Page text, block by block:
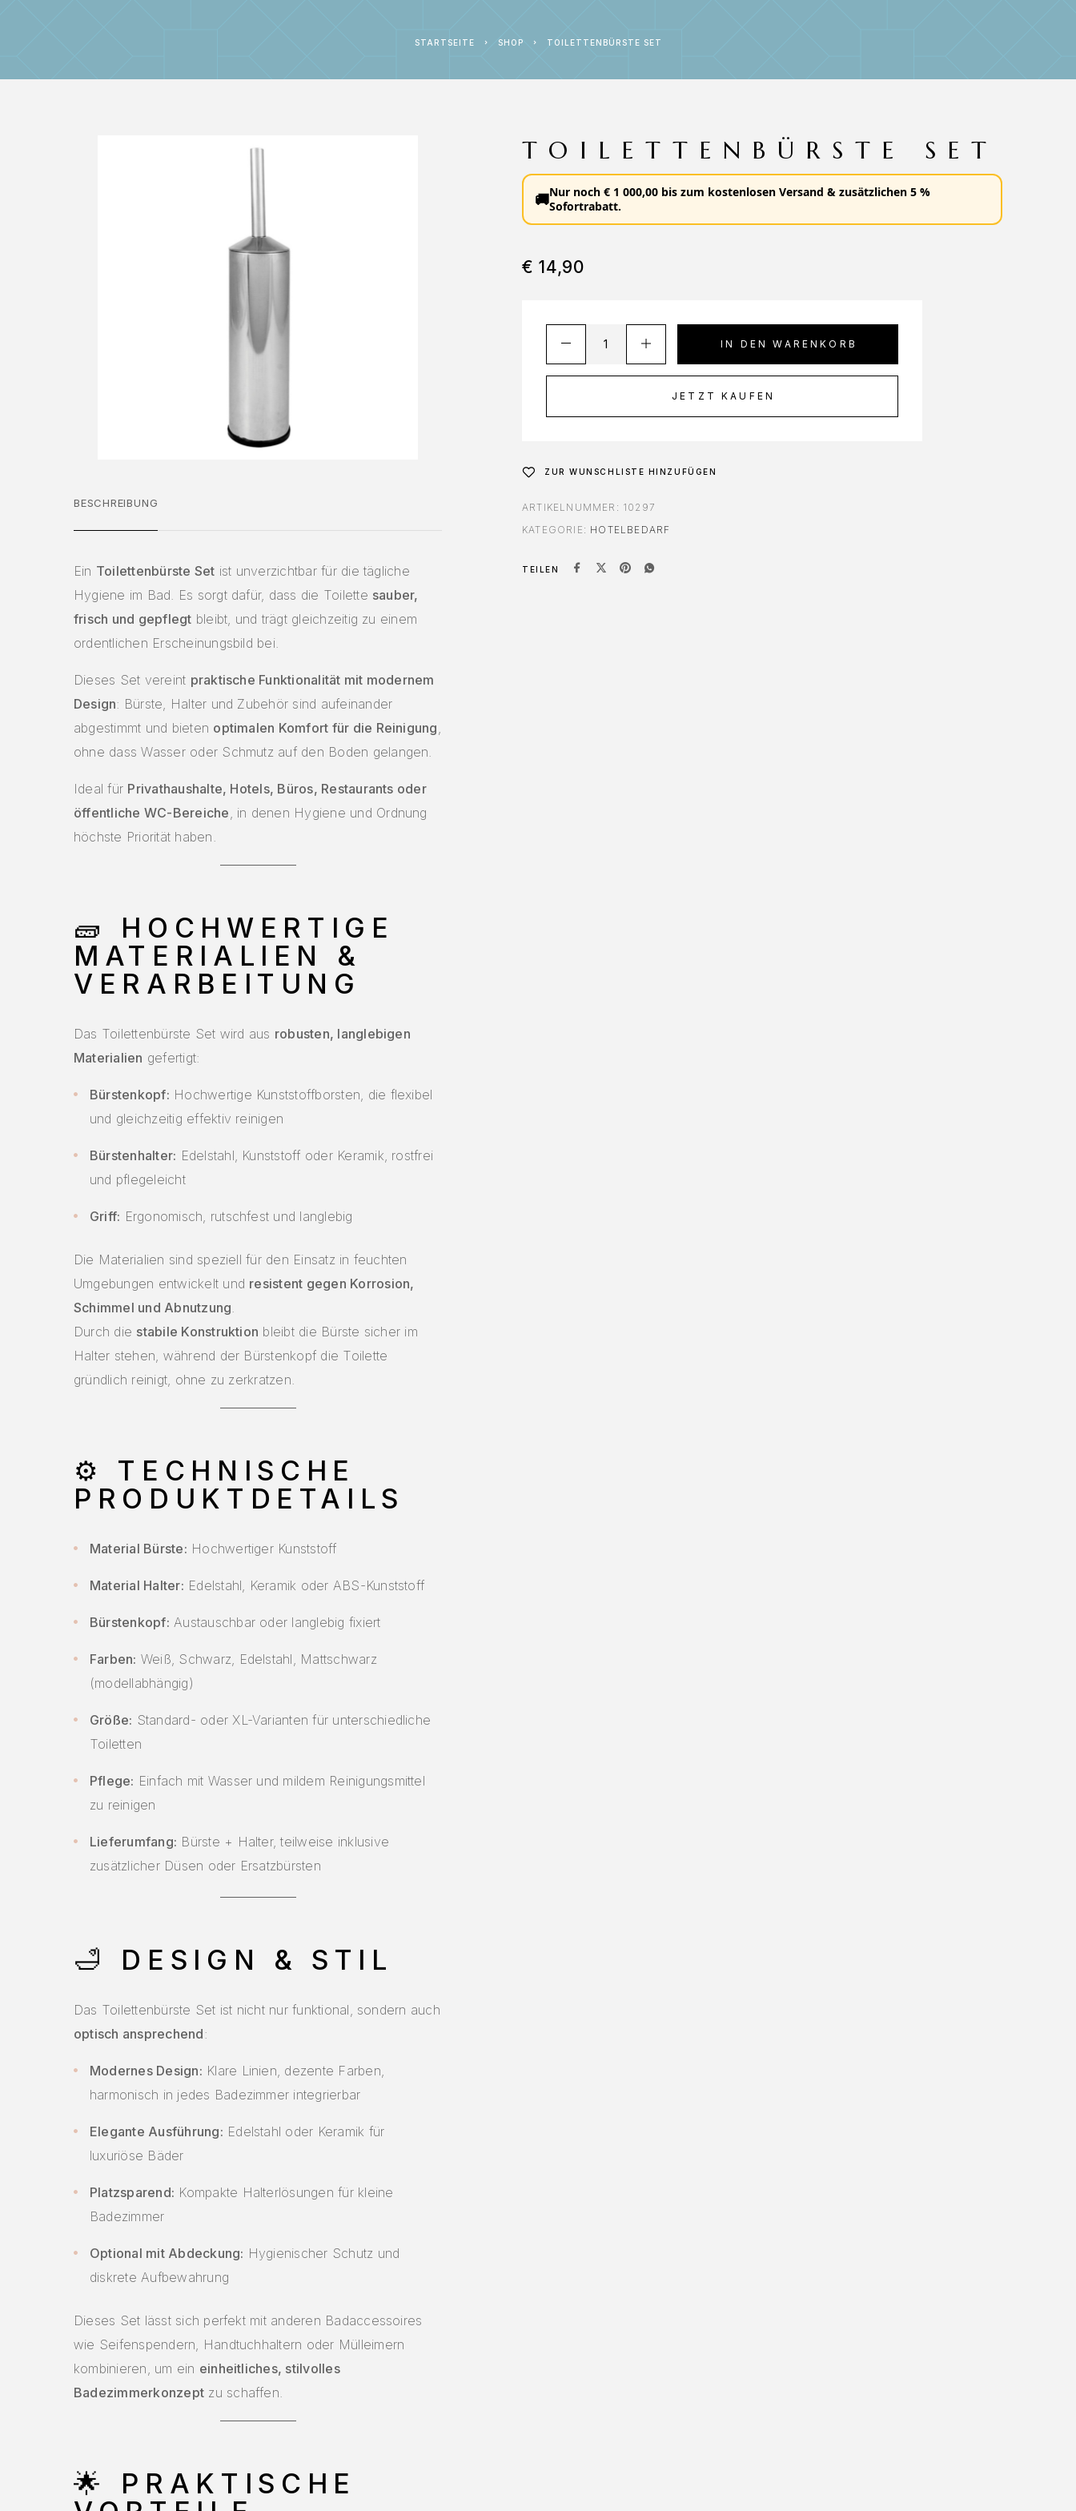
STARTSEITE SHOP TOILETTENBÜRSTE SET
BESCHREIBUNG
Ein Toilettenbürste Set ist unverzichtbar für die tägliche
Hygiene im Bad. Es sorgt dafür, dass die Toilette sauber,
frisch und gepflegt bleibt, und trägt gleichzeitig zu einem
ordentlichen Erscheinungsbild bei.
Dieses Set vereint praktische Funktionalität mit modernem
Design: Bürste, Halter und Zubehör sind aufeinander
abgestimmt und bieten optimalen Komfort für die Reinigung
ohne dass Wasser oder Schmutz auf den Boden gelangen.
Ideal für Privathaushalte, Hotels, Büros, Restaurants oder
öffentliche WC-Bereiche , in denen Hygiene und Ordnung
höchste Priorität haben.
🧱 HOCHWERTIGE
MATERIALIEN &
VERARBEITUNG
Das Toilettenbürste Set wird aus robusten, langlebigen
Materialien gefertigt:
Bürstenkopf: Hochwertige Kunststoffborsten, die flexibel
und gleichzeitig effektiv reinigen
Bürstenhalter: Edelstahl, Kunststoff oder Keramik, rostfrei
und pflegeleicht
Griff: Ergonomisch, rutschfest und langlebig
Die Materialien sind speziell für den Einsatz in feuchten
Umgebungen entwickelt und resistent gegen Korrosion,
Schimmel und Abnutzung
Durch die stabile Konstruktion bleibt die Bürste sicher im
Halter stehen, während der Bürstenkopf die Toilette
gründlich reinigt, ohne zu zerkratzen.
⚙️ TECHNISCHE
PRODUKTDETAILS
Material Bürste: Hochwertiger Kunststoff
Material Halter: Edelstahl, Keramik oder ABS-Kunststoff
Bürstenkopf: Austauschbar oder langlebig fixiert
Farben: Weiß, Schwarz, Edelstahl, Mattschwarz
(modellabhängig)
Größe: Standard- oder XL-Varianten für unterschiedliche
Toiletten
Pflege: Einfach mit Wasser und mildem Reinigungsmittel
zu reinigen
Lieferumfang: Bürste + Halter, teilweise inklusive
zusätzlicher Düsen oder Ersatzbürsten
🛁 DESIGN & STIL
Das Toilettenbürste Set ist nicht nur funktional, sondern auch
optisch ansprechend:
Modernes Design: Klare Linien, dezente Farben,
harmonisch in jedes Badezimmer integrierbar
Elegante Ausführung: Edelstahl oder Keramik für
luxuriöse Bäder
Platzsparend: Kompakte Halterlösungen für kleine
Badezimmer
Optional mit Abdeckung: Hygienischer Schutz und
diskrete Aufbewahrung
Dieses Set lässt sich perfekt mit anderen Badaccessoires
wie Seifenspendern, Handtuchhaltern oder Mülleimern
kombinieren, um ein einheitliches, stilvolles
Badezimmerkonzept zu schaffen.
🌟 PRAKTISCHE
TOILETTENBÜRSTE SET
🚚Nur noch € 1 000,00 bis zum kostenlosen Versand & zusätzlichen 5 %
Sofortrabatt.
€ 14,90
IN DEN WARENKORB
JETZT KAUFEN
ZUR WUNSCHLISTE HINZUFÜGEN
ARTIKELNUMMER: 10297
KATEGORIE: HOTELBEDARF
TEILEN